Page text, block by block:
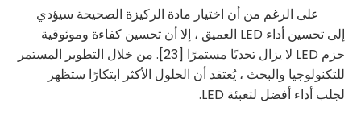
على الرغم من أن اختيار مادة الركيزة الصحيحة سيؤدي
إلى تحسين أداء LED العميق ، إلا أن تحسين كفاءة وموثوقية
حزم LED لا يزال تحديًا مستمرًا [23]. من خلال التطوير المستمر
للتكنولوجيا والبحث ، يُعتقد أن الحلول الأكثر ابتكارًا ستظهر
لجلب أداء أفضل لتعبئة LED.